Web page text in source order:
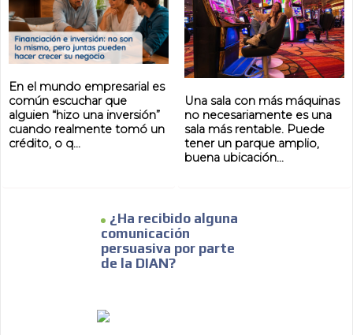
En el mundo empresarial es
común escuchar que
alguien “hizo una inversión”
cuando realmente tomó un
crédito, o q...
Una sala con más máquinas
no necesariamente es una
sala más rentable. Puede
tener un parque amplio,
buena ubicación...
¿Ha recibido alguna
comunicación
persuasiva por parte
de la DIAN?